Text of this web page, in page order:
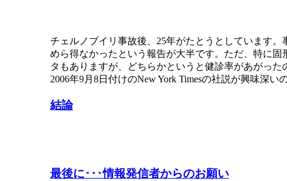
チェルノブイリ事故後、25年がたとうとしています
めら得なかったという報告が大半です。ただ、特に
タもありますが、どちらかというと健診率があがっ
2006年9月8日付けのNew York Timesの社説が興味深い
結論
最後に･･･情報発信者からのお願い